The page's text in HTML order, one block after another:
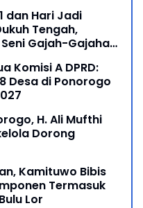
dan Hari Jadi
Tengah,
Gajah-Gajahan,
Komisi A DPRD:
Desa di Ponorogo
H. Ali Mufthi
Dorong
Kamituwo Bibis
Termasuk
Lor